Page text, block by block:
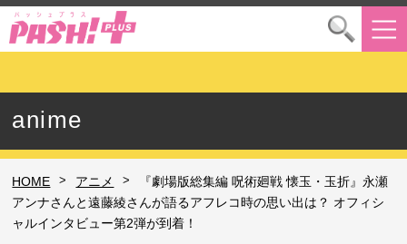
anime
HOME > アニメ >
『劇場版総集編 呪術廻戦 懐玉・玉折』永瀬
アンナさんと遠藤綾さんが語るアフレコ時の思い出は？ オフィシ
ャルインタビュー第2弾が到着！